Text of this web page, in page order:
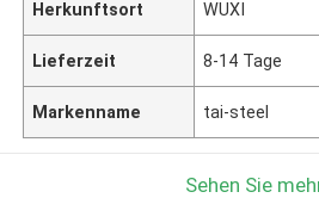
Herkunftsort WUXI
Lieferzeit 8-14 Tage
Markenname tai-steel
Sehen Sie